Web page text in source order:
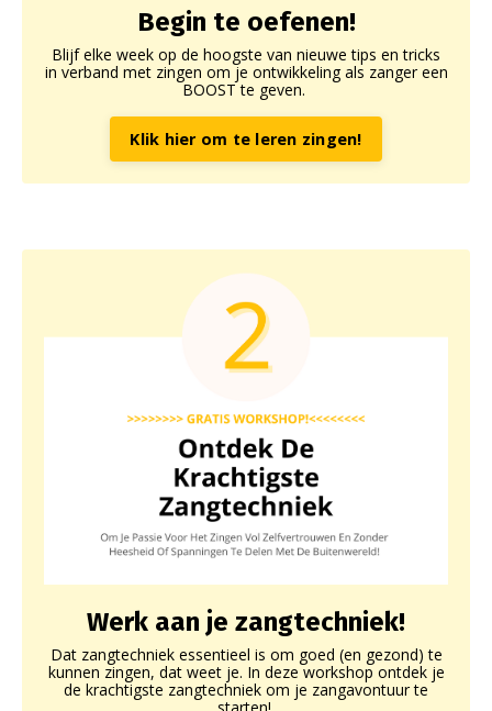
Begin te oefenen!
Blijf elke week op de hoogste van nieuwe tips en tricks
in verband met zingen om je ontwikkeling als zanger een
BOOST te geven.
Klik hier om te leren zingen!
Werk aan je zangtechniek!
Dat zangtechniek essentieel is om goed (en gezond) te
kunnen zingen, dat weet je. In deze workshop ontdek je
de krachtigste zangtechniek om je zangavontuur te